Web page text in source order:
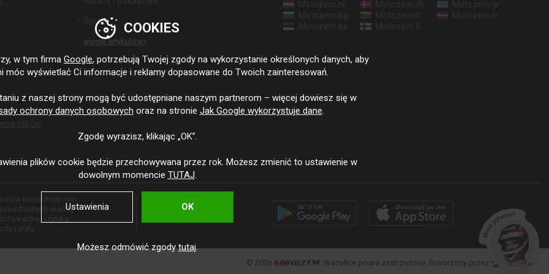
Sprzęt
więcej artykułów>
marek,
© 2026 . Wszelkie prawa zastrzeżone. Stworzony przez
COOKIES
w tym firma Google, potrzebują Twojej zgody na wykorzystanie określonych danych, aby
móc wyświetlać Ci informacje i reklamy dopasowane do Twoich zainteresowań.
z naszej strony mogą być udostępniane naszym partnerom – więcej dowiesz się w
ochrony danych osobowych oraz na stronie Jak Google wykorzystuje dane.
Zgodę wyrazisz, klikając „OK”.
plików cookie będzie przechowywana przez rok. Możesz zmienić to ustawienie w
dowolnym momencie TUTAJ.
Ustawienia OK
Możesz odmówić zgodytutaj.